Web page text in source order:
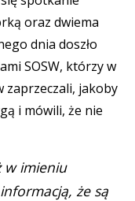
oraz dwiema
dnia doszło
SOSW, którzy w
zaprzeczali, jakoby
i mówili, że nie
w imieniu
że są